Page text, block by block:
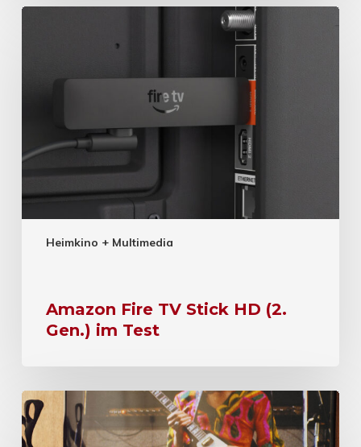
Heimkino + Multimedia
Amazon Fire TV Stick HD (2.
Gen.) im Test